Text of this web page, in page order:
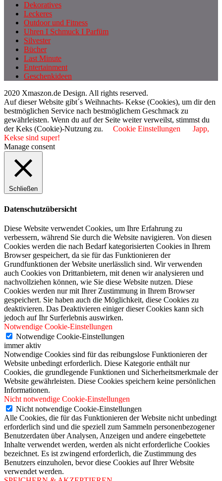
Dekoratives
Leckeres
Outdoor und Fitness
Uhren I Schmuck I Parfüm
Silvester
Bücher
Last Minute
Entertainment
Geschenkideen
2020 Xmaszon.de Design. All rights reserved.
Auf dieser Website gibt´s Weihnachts- Kekse (Cookies), um dir den
bestmöglichen Service nach bestmöglichem Geschmack zu
gewährleisten. Wenn du auf der Seite weiter verweilst, stimmst du
der Keks (Cookie)-Nutzung zu.
Cookie Einstellungen
Japp,
Kekse sind super!
Manage consent
Schließen
Datenschutzübersicht
Diese Website verwendet Cookies, um Ihre Erfahrung zu
verbessern, während Sie durch die Website navigieren. Von diesen
Cookies werden die nach Bedarf kategorisierten Cookies in Ihrem
Browser gespeichert, da sie für das Funktionieren der
Grundfunktionen der Website unerlässlich sind. Wir verwenden
auch Cookies von Drittanbietern, mit denen wir analysieren und
nachvollziehen können, wie Sie diese Website nutzen. Diese
Cookies werden nur mit Ihrer Zustimmung in Ihrem Browser
gespeichert. Sie haben auch die Möglichkeit, diese Cookies zu
deaktivieren. Das Deaktivieren einiger dieser Cookies kann sich
jedoch auf Ihr Surferlebnis auswirken.
Notwendige Cookie-Einstellungen
Notwendige Cookie-Einstellungen
immer aktiv
Notwendige Cookies sind für das reibungslose Funktionieren der
Website unbedingt erforderlich. Diese Kategorie enthält nur
Cookies, die grundlegende Funktionen und Sicherheitsmerkmale der
Website gewährleisten. Diese Cookies speichern keine persönlichen
Informationen.
Nicht notwendige Cookie-Einstellungen
Nicht notwendige Cookie-Einstellungen
Alle Cookies, die für das Funktionieren der Website nicht unbedingt
erforderlich sind und die speziell zum Sammeln personenbezogener
Benutzerdaten über Analysen, Anzeigen und andere eingebettete
Inhalte verwendet werden, werden als nicht erforderliche Cookies
bezeichnet. Es ist zwingend erforderlich, die Zustimmung des
Benutzers einzuholen, bevor diese Cookies auf Ihrer Website
verwendet werden.